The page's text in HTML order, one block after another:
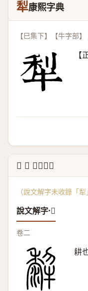
犁康熙字典
【巳集下】【牛字部
↳ 𤛿 說文解字
（說文解字未收錄「
說文解字·𤛿
卷二
耕